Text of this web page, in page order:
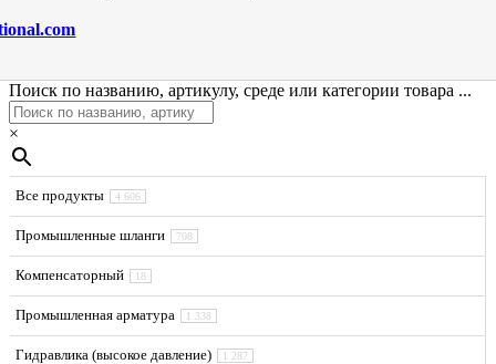
Поиск по названию, артикулу, среде или категории товара ...
×
Все продукты 4 606
Промышленные шланги 708
Компенсаторный 18
Промышленная арматура 1 338
Гидравлика (высокое давление) 1 287